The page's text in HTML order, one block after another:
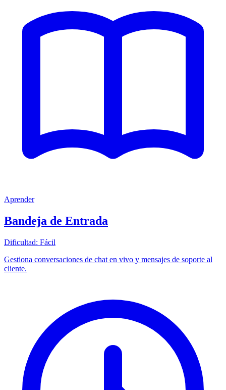
Aprender
Bandeja de Entrada
Dificultad: Fácil
Gestiona conversaciones de chat en vivo y mensajes de soporte al
cliente.